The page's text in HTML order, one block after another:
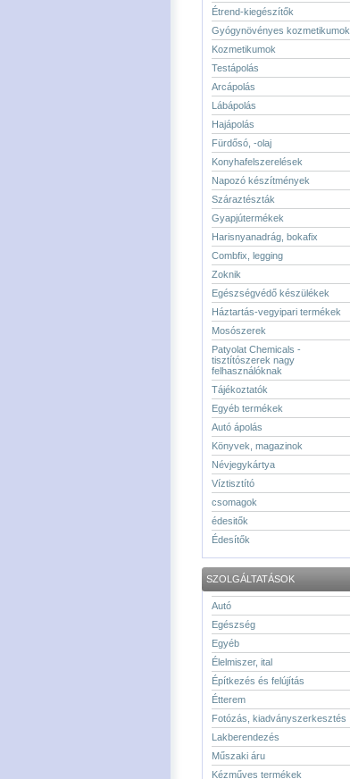
Étrend-kiegészítők
Gyógynövényes kozmetikumok
Kozmetikumok
Testápolás
Arcápolás
Lábápolás
Hajápolás
Fürdősó, -olaj
Konyhafelszerelések
Napozó készítmények
Száraztészták
Gyapjútermékek
Harisnyanadrág, bokafix
Combfix, legging
Zoknik
Egészségvédő készülékek
Háztartás-vegyipari termékek
Mosószerek
Patyolat Chemicals -
tisztítószerek nagy
felhasználóknak
Tájékoztatók
Egyéb termékek
Autó ápolás
Könyvek, magazinok
Névjegykártya
Víztisztító
csomagok
édesitők
Édesítők
SZOLGÁLTATÁSOK
Autó
Egészség
Egyéb
Élelmiszer, ital
Építkezés és felújítás
Étterem
Fotózás, kiadványszerkesztés
Lakberendezés
Műszaki áru
Kézműves termékek